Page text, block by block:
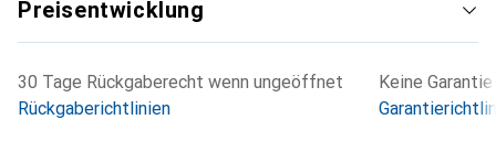
Preisentwicklung
30 Tage Rückgaberecht wenn ungeöffnet
Rückgaberichtlinien
Keine Garantie